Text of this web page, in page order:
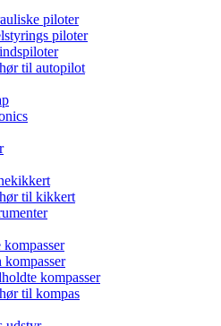
piloter
piloter
til autopilot
til kikkert
kompasser
kompasser
til kompas